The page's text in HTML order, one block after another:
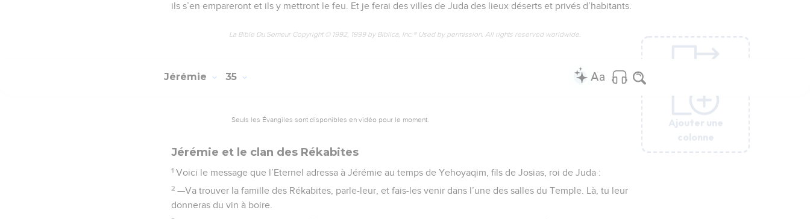
Ajouter une
colonne
ils s’en empareront et ils y mettront le feu. Et je ferai des villes de Juda des lieux déserts et privés d’habitants.
La Bible Du Semeur Copyright © 1992, 1999 by Biblica, Inc.® Used by permission. All rights reserved worldwide.
Ajouter une
colonne
Jérémie 35
Seuls les Évangiles sont disponibles en vidéo pour le moment.
Jérémie et le clan des Rékabites
1 Voici le message que l’Eternel adressa à Jérémie au temps de Yehoyaqim, fils de Josias, roi de Juda :
2 —Va trouver la famille des Rékabites, parle-leur, et fais-les venir dans l’une des salles du Temple. Là, tu leur
donneras du vin à boire.
Ajouter une
colonne
Ajouter une
colonne
Ajouter une
colonne
Ajouter une
colonne